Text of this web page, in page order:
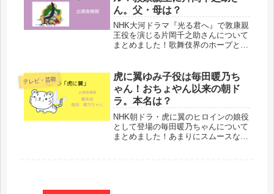
ん。父・母は？
NHK大河ドラマ『光る君へ』で敦康親
王役を演じる片岡千之助さんについて
まとめました！歌舞伎界のホープと言
調べました！
テレビ・芸能
虎に翼ゆみ子役は毎田暖乃ち
ゃん！おちょやん以来の朝ド
ラ。本名は？
NHK朝ドラ・虎に翼のヒロインの娘役
として登場の毎田暖乃ちゃんについて
まとめました！あまりにスムースな子